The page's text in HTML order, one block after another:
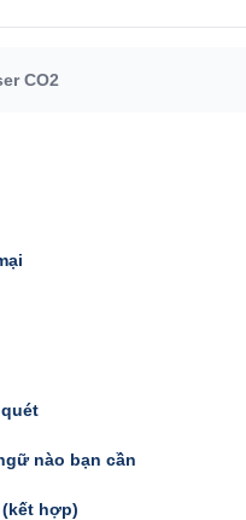
CO2
nào bạn cần
(kết hợp)